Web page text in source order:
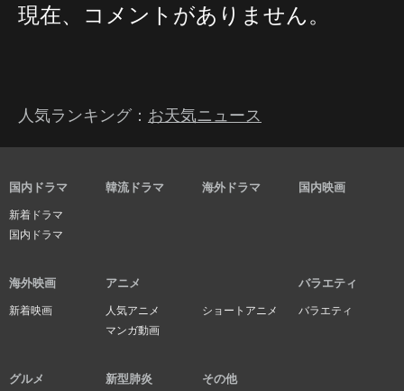
現在、コメントがありません。
人気ランキング： お天気ニュース
国内ドラマ
新着ドラマ
国内ドラマ
韓流ドラマ 海外ドラマ 国内映画
海外映画
新着映画
アニメ
人気アニメ
ショートアニメ
マンガ動画
バラエティ
バラエティ
グルメ 新型肺炎 その他